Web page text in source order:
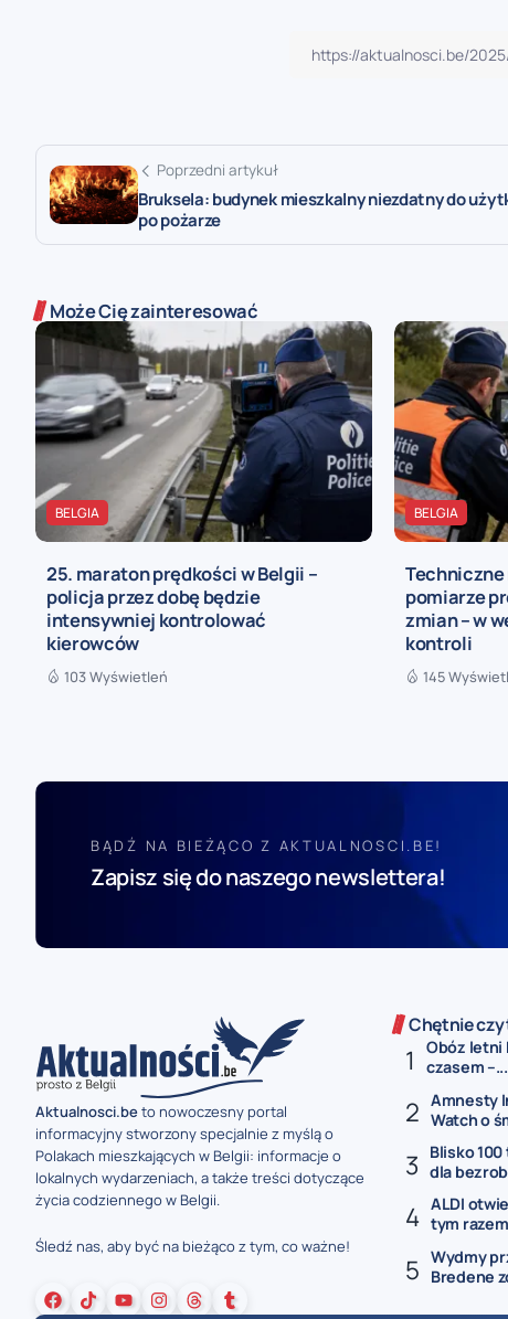
Poprzedni artykuł
Bruksela: budynek mieszkalny niezdatny do
po pożarze
Może Cię zainteresować
BELGIA
25. maraton prędkości w Belgii –
policja przez dobę będzie
intensywniej kontrolować
kierowców
103 Wyświetleń
BELGIA
Techniczne
pomiarze
zmian – w
kontroli
145
BĄDŹ NA BIEŻĄCO Z AKTUALNOSCI.BE!
Zapisz się do naszego newslettera!
Aktualnosci.beto nowoczesny portal
informacyjny stworzony specjalnie z myślą o
Polakach mieszkających w Belgii: informacje o
lokalnych wydarzeniach, a także treści dotyczące
życia codziennego w Belgii.
Śledź nas, aby być na bieżąco z tym, co ważne!
Chętnie
Obóz letni
czasem –...
Amnesty
Watch o
Blisko
dla
ALDI
tym
Wydmy
Bredene